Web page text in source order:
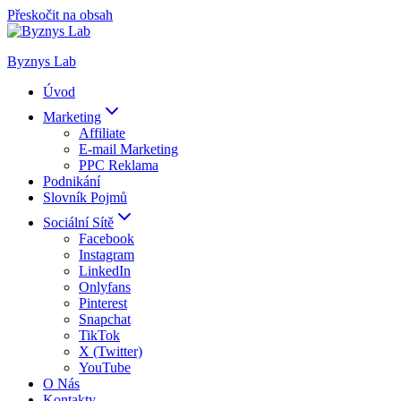
Přeskočit na obsah
Byznys Lab
Úvod
Marketing
Affiliate
E-mail Marketing
PPC Reklama
Podnikání
Slovník Pojmů
Sociální Sítě
Facebook
Instagram
LinkedIn
Onlyfans
Pinterest
Snapchat
TikTok
X (Twitter)
YouTube
O Nás